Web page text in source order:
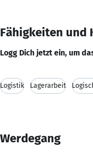
Fähigkeiten und
Logg Dich jetzt ein, um
Logistik Lagerarbeit
Werdegang